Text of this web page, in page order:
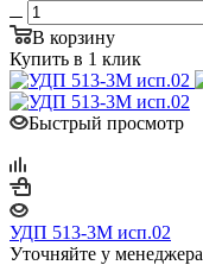
В корзину
Купить в 1 клик
Быстрый просмотр
УДП 513-3М исп.02
Уточняйте у менеджера